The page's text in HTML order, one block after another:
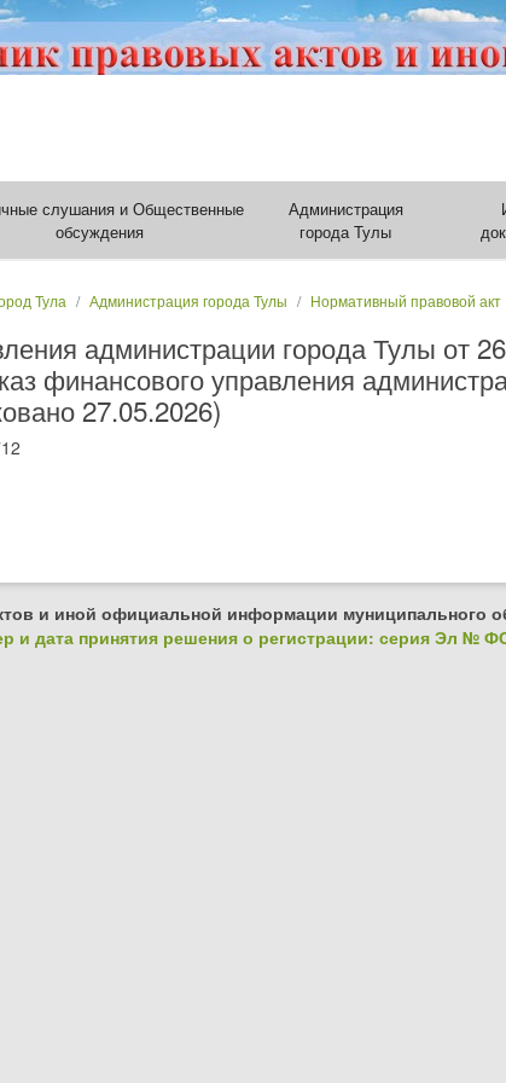
слушания и Общественные
обсуждения
Администрация
города Тулы
Тула Администрация города Тулы Нормативный правовой акт
администрации города Тулы от
финансового управления
27.05.2026)
и иной официальной информации муниципального
и дата принятия решения о регистрации: серия Эл №